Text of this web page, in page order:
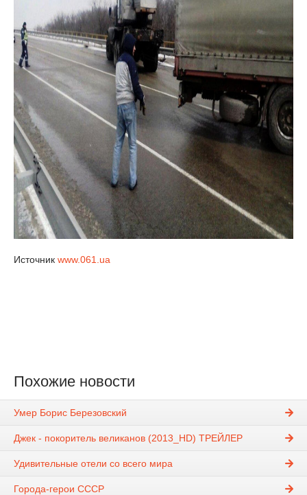
Источник www.061.ua
Похожие новости
Умер Борис Березовский
Джек - покоритель великанов (2013_HD) ТРЕЙЛЕР
Удивительные отели со всего мира
Города-герои СССР